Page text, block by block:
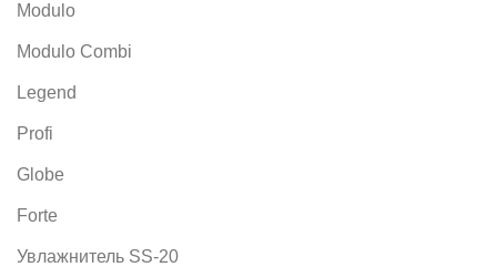
Modulo
Modulo Combi
Legend
Profi
Globe
Forte
Увлажнитель SS-20